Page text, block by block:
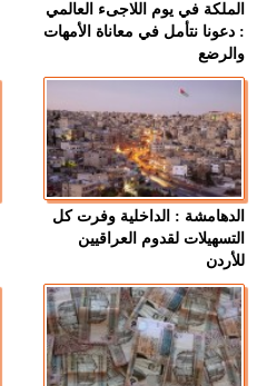
الملكة في يوم اللاجىء العالمي
: دعونا نتأمل في معاناة الأمهات
والرضع
الدهامشة : الداخلية وفرت كل
التسهيلات لقدوم العراقيين
للأردن